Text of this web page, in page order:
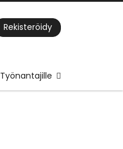
Rekisteröidy
Työnantajille